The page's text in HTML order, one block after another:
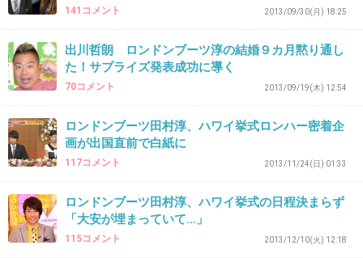
仕事だからでしょ！
イメージアップのコツをよく心得てらっしゃる
と感心したよ。
+41 -14
39. 匿名2014/04/23(水) 16:09:41
台本を手に持ってMCをやるという斬新なスタ
イルですが、自分のセリフには蛍光ペンで線を
141コメント 2013/09/30(月) 18:25
出川哲朗 ロンドンブーツ淳の結婚９カ月黙り通し
た！サプライズ発表成功に導く
70コメント 2013/09/19(木) 12:54
ロンドンブーツ田村淳、ハワイ挙式ロンハー密着企
画が出国直前で白紙に
117コメント 2013/11/24(日) 01:33
ロンドンブーツ田村淳、ハワイ挙式の日程決まらず
「大安が埋まっていて…」
115コメント 2013/12/10(火) 12:18